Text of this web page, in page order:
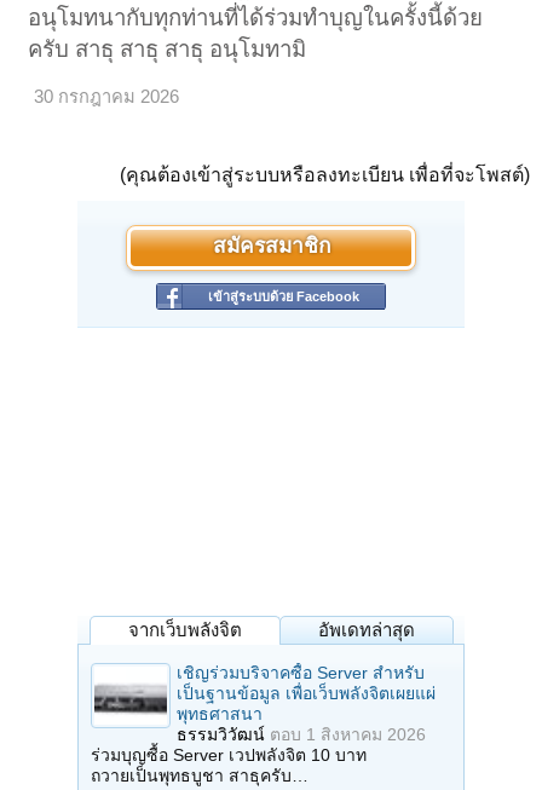
อนุโมทนากับทุกท่านที่ได้ร่วมทำบุญในครั้งนี้ด้วย
ครับ สาธุ สาธุ สาธุ อนุโมทามิ
30 กรกฎาคม 2026
(คุณต้องเข้าสู่ระบบหรือลงทะเบียน เพื่อที่จะโพสต์)
สมัครสมาชิก
เข้าสู่ระบบด้วย Facebook
จากเว็บพลังจิต อัพเดทล่าสุด
เชิญร่วมบริจาคซื้อ Server สำหรับ
เป็นฐานข้อมูล เพื่อเว็บพลังจิตเผยแผ่
พุทธศาสนา
ธรรมวิวัฒน์ ตอบ 1 สิงหาคม 2026
ร่วมบุญซื้อ Server เวปพลังจิต 10 บาท
ถวายเป็นพุทธบูชา สาธุครับ…